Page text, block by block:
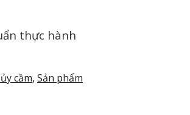
thực hành
cầm, Sản phẩm